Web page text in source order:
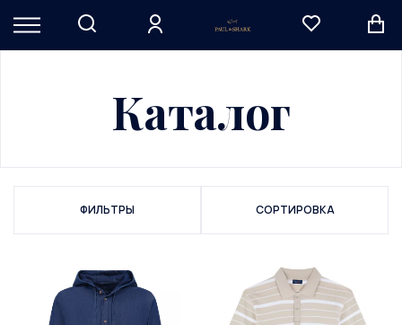
Каталог
ФИЛЬТРЫ СОРТИРОВКА